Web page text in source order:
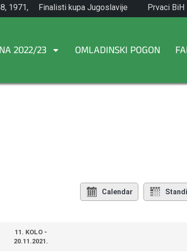
1971,
Finalisti kupa Jugoslavije
1965.
Prvaci BiH
2022/23 OMLADINSKI POGON
Calendar
11. KOLO -
20.11.2021.